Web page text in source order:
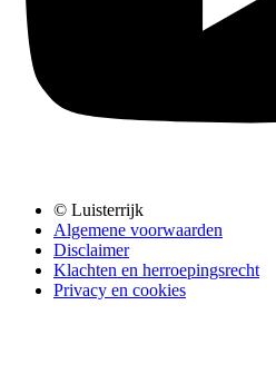
© Luisterrijk
Algemene voorwaarden
Disclaimer
Klachten en herroepingsrecht
Privacy en cookies